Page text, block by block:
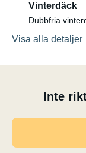
Vinterdäck
Dubbfria
Visa alla detaljer
Inte